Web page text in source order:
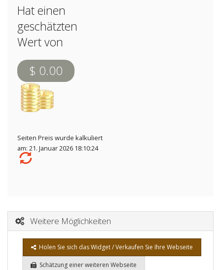
Hat einen
geschätzten
Wert von
$ 0.00
Seiten Preis wurde kalkuliert
am: 21. Januar 2026 18:10:24
Weitere Möglichkeiten
Holen Sie sich das Widget / Verkaufen Sie Ihre Webseite
Schätzung einer weiteren Webseite